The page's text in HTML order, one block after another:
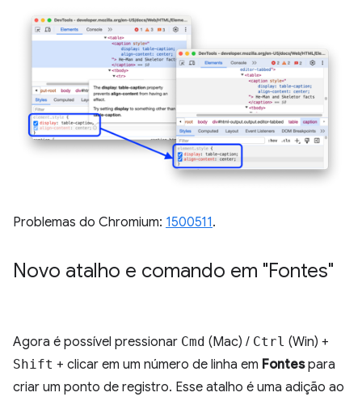
Problemas do Chromium: 1500511.
Novo atalho e comando em "Fontes"
Agora é possível pressionar Cmd (Mac) / Ctrl (Win) +
Shift + clicar em um número de linha em Fontespara
criar um ponto de registro. Esse atalho é uma adição ao